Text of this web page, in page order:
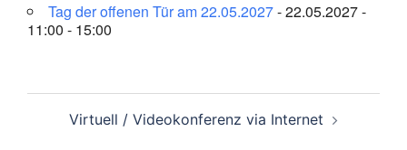
Tag der offenen Tür am 22.05.2027- 22.05.2027 -
11:00 - 15:00
Virtuell / Videokonferenz via Internet